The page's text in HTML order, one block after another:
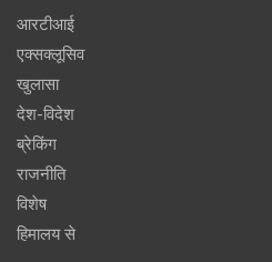
आरटीआई
एक्सक्लूसिव
खुलासा
देश-विदेश
ब्रेकिंग
राजनीति
विशेष
हिमालय से